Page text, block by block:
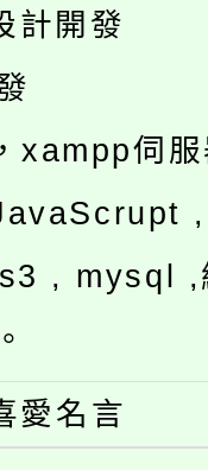
計開發
xampp伺
, mysql ,
愛名言